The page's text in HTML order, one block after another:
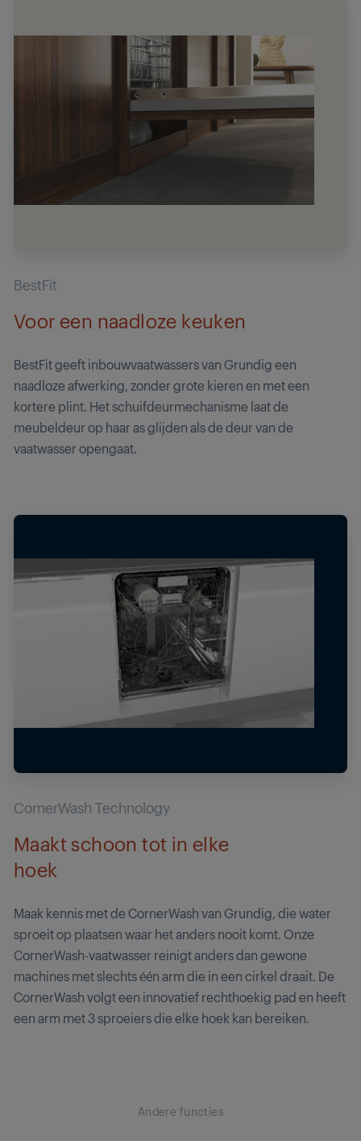
BestFit
Voor een naadloze keuken
BestFit geeft inbouwvaatwassers van Grundig een
naadloze afwerking, zonder grote kieren en met een
kortere plint. Het schuifdeurmechanisme laat de
meubeldeur op haar as glijden als de deur van de
vaatwasser opengaat.
CornerWash Technology
Maakt schoon tot in elke
hoek
Maak kennis met de CornerWash van Grundig, die water
sproeit op plaatsen waar het anders nooit komt. Onze
CornerWash-vaatwasser reinigt anders dan gewone
machines met slechts één arm die in een cirkel draait. De
CornerWash volgt een innovatief rechthoekig pad en heeft
een arm met 3 sproeiers die elke hoek kan bereiken.
Andere functies